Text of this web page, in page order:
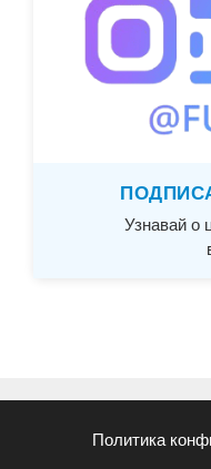
Узнавай о
Политика